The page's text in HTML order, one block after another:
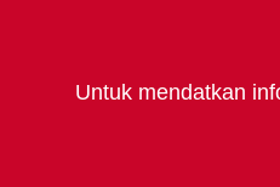
Untuk mendatkan